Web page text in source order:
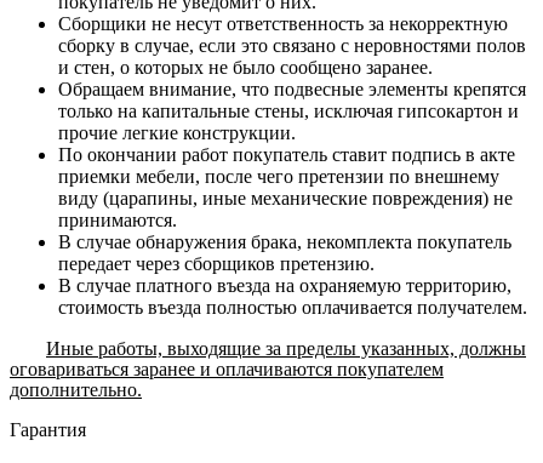
Сборщики не несут ответственность за некорректную
сборку в случае, если это связано с неровностями полов
и стен, о которых не было сообщено заранее.
Обращаем внимание, что подвесные элементы крепятся
только на капитальные стены, исключая гипсокартон и
прочие легкие конструкции.
По окончании работ покупатель ставит подпись в акте
приемки мебели, после чего претензии по внешнему
виду (царапины, иные механические повреждения) не
принимаются.
В случае обнаружения брака, некомплекта покупатель
передает через сборщиков претензию.
В случае платного въезда на охраняемую территорию,
стоимость въезда полностью оплачивается получателем.
Иные работы, выходящие за пределы указанных, должны
оговариваться заранее и оплачиваются покупателем
дополнительно.
Гарантия